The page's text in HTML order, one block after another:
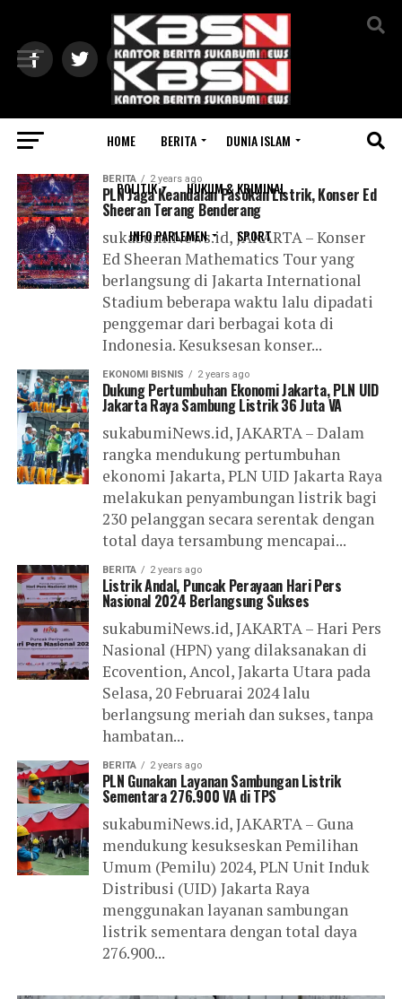
HOME BERITA DUNIA ISLAM
POLITIK HUKUM & KRIMINAL
INFO PARLEMEN SPORT
All posts tagged "PLN UID Jakarta Raya"
BERITA 2 years ago
PLN Jaga Keandalan Pasokan Listrik, Konser Ed
Sheeran Terang Benderang
sukabumiNews.id, JAKARTA – Konser
Ed Sheeran Mathematics Tour yang
berlangsung di Jakarta International
Stadium beberapa waktu lalu dipadati
penggemar dari berbagai kota di
Indonesia. Kesuksesan konser...
EKONOMI BISNIS 2 years ago
Dukung Pertumbuhan Ekonomi Jakarta, PLN UID
Jakarta Raya Sambung Listrik 36 Juta VA
sukabumiNews.id, JAKARTA – Dalam
rangka mendukung pertumbuhan
ekonomi Jakarta, PLN UID Jakarta Raya
melakukan penyambungan listrik bagi
230 pelanggan secara serentak dengan
total daya tersambung mencapai...
BERITA 2 years ago
Listrik Andal, Puncak Perayaan Hari Pers
Nasional 2024 Berlangsung Sukses
sukabumiNews.id, JAKARTA – Hari Pers
Nasional (HPN) yang dilaksanakan di
Ecovention, Ancol, Jakarta Utara pada
Selasa, 20 Februarai 2024 lalu
berlangsung meriah dan sukses, tanpa
hambatan...
BERITA 2 years ago
PLN Gunakan Layanan Sambungan Listrik
Sementara 276.900 VA di TPS
sukabumiNews.id, JAKARTA – Guna
mendukung kesukseskan Pemilihan
Umum (Pemilu) 2024, PLN Unit Induk
Distribusi (UID) Jakarta Raya
menggunakan layanan sambungan
listrik sementara dengan total daya
276.900...
Exit mobile version